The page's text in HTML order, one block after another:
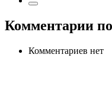
Комментарии
Комментариев нет